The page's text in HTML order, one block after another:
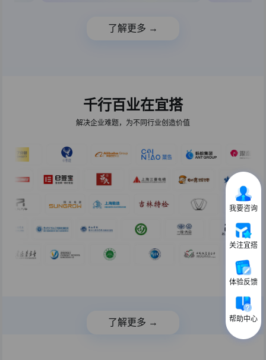
了解更多 →
千行百业在宜搭
解决企业难题，为不同行业创造价值
了解更多 →
我要咨询
关注宜搭
体验反馈
帮助中心